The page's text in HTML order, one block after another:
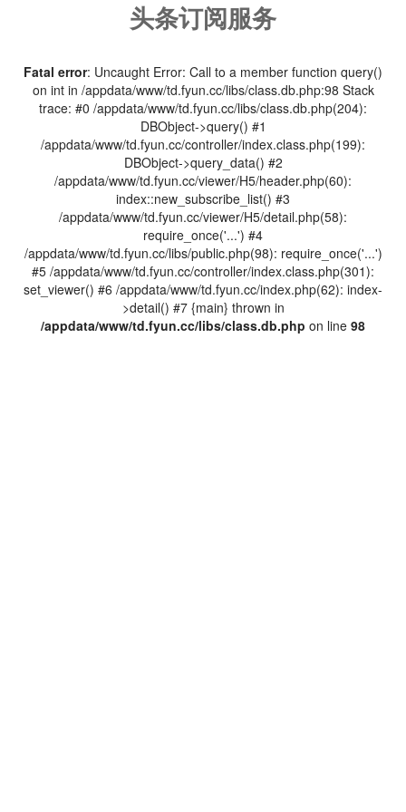
头条订阅服务
Fatal error: Uncaught Error: Call to a member function query()
on int in /appdata/www/td.fyun.cc/libs/class.db.php:98 Stack
trace: #0 /appdata/www/td.fyun.cc/libs/class.db.php(204):
DBObject->query() #1
/appdata/www/td.fyun.cc/controller/index.class.php(199):
DBObject->query_data() #2
/appdata/www/td.fyun.cc/viewer/H5/header.php(60):
index::new_subscribe_list() #3
/appdata/www/td.fyun.cc/viewer/H5/detail.php(58):
require_once('...') #4
/appdata/www/td.fyun.cc/libs/public.php(98): require_once('...')
#5 /appdata/www/td.fyun.cc/controller/index.class.php(301):
set_viewer() #6 /appdata/www/td.fyun.cc/index.php(62): index-
>detail() #7 {main} thrown in
/appdata/www/td.fyun.cc/libs/class.db.php on line 98